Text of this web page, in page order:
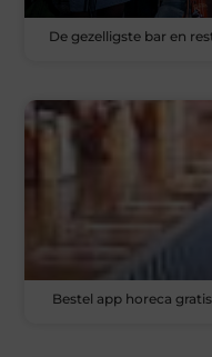
De gezelligste bar en
Bestel app horeca